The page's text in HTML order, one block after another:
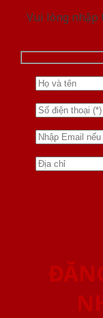
Vui lòng nhập